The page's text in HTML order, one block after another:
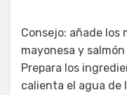
Consejo: añade los
mayonesa y
Prepara los
calienta el agua de